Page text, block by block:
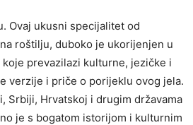
Ovaj ukusni specijalitet od
roštilju, duboko je ukorijenjen u
prevazilazi kulturne, jezičke i
verzije i priče o porijeklu ovog jela.
Srbiji, Hrvatskoj i drugim državama
je s bogatom istorijom i kulturnim